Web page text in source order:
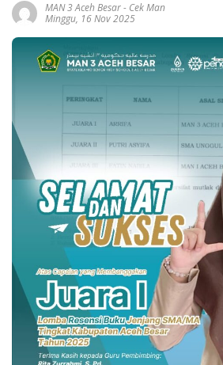
MAN 3 Aceh Besar- Cek Man
Minggu, 16 Nov 2025